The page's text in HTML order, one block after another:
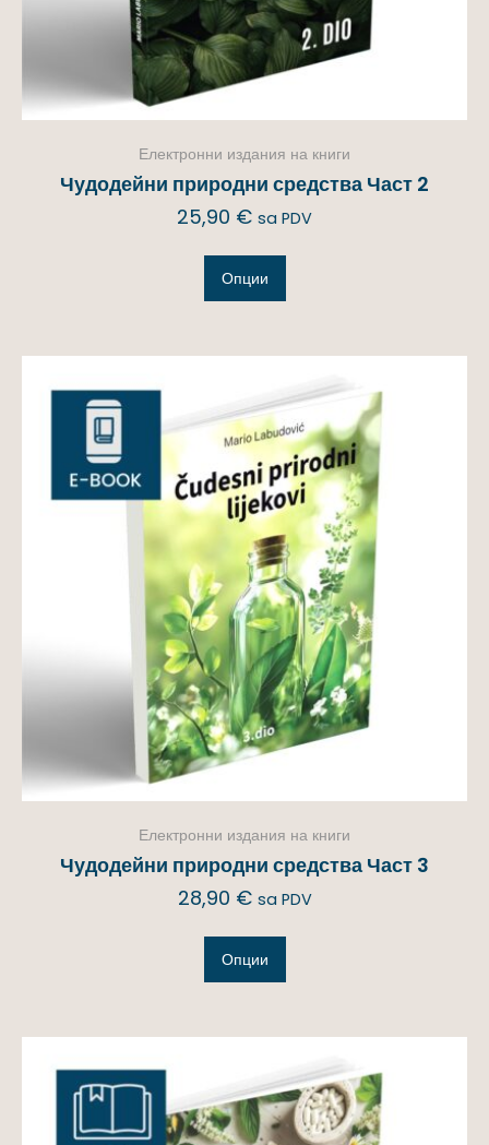
Електронни издания на книги
Чудодейни природни средства Част 2
25,90 € sa PDV
Опции
Електронни издания на книги
Чудодейни природни средства Част 3
28,90 € sa PDV
Опции